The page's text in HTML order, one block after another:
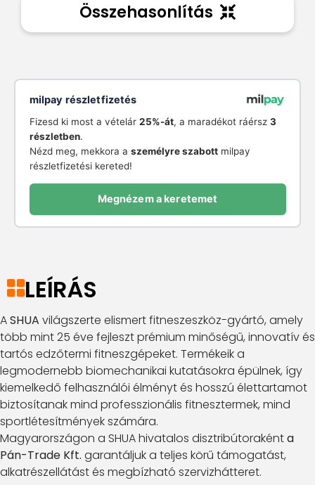
Összehasonlítás
milpay részletfizetés
Fizesd ki most a vételár 25%-át, a maradékot ráérsz 3
részletben.
Nézd meg, mekkora a személyre szabottmilpay
részletfizetési kereted!
Megnézem a keretemet
LEÍRÁS
ASHUA világszerte elismert fitneszeszköz-gyártó, amely
több mint 25 éve fejleszt prémium minőségű, innovatív és
tartós edzőtermi fitneszgépeket. Termékeik a
legmodernebb biomechanikai kutatásokra épülnek, így
kiemelkedő felhasználói élményt és hosszú élettartamot
biztosítanak mind professzionális fitnesztermek, mind
sportlétesítmények számára.
Magyarországon a SHUA hivatalos disztribútorakénta
Pán-Trade Kft. garantáljuk a teljes körű támogatást,
alkatrészellátást és megbízható szervizhátteret.